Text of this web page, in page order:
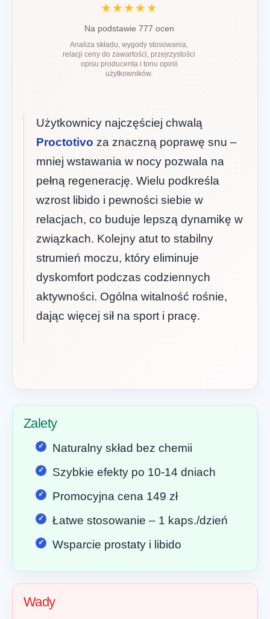
★★★★★
Na podstawie 777 ocen
Analiza składu, wygody stosowania,
relacji ceny do zawartości, przejrzystości
opisu producenta i tonu opinii
użytkowników.
Użytkownicy najczęściej chwalą
Proctotivo za znaczną poprawę snu –
mniej wstawania w nocy pozwala na
pełną regenerację. Wielu podkreśla
wzrost libido i pewności siebie w
relacjach, co buduje lepszą dynamikę w
związkach. Kolejny atut to stabilny
strumień moczu, który eliminuje
dyskomfort podczas codziennych
aktywności. Ogólna witalność rośnie,
dając więcej sił na sport i pracę.
Zalety
Naturalny skład bez chemii
Szybkie efekty po 10-14 dniach
Promocyjna cena 149 zł
Łatwe stosowanie – 1 kaps./dzień
Wsparcie prostaty i libido
Wady